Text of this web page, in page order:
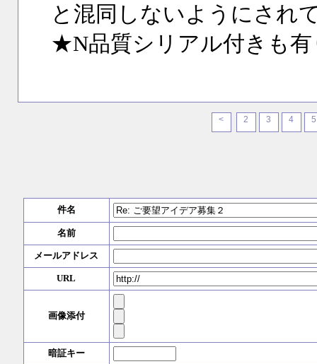
と混同しないようにされ
★N品質シリアル付きも有
< 2 3 4 5
件名
名前
メールアドレス
URL
画像添付
暗証キー